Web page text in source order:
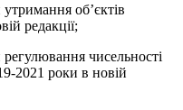
об’єктів
редакції;
чисельності
2021 роки в новій